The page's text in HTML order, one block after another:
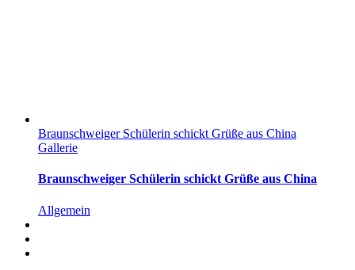
Braunschweiger Schülerin schickt Grüße aus China
Gallerie
Braunschweiger Schülerin schickt Grüße aus China
Allgemein